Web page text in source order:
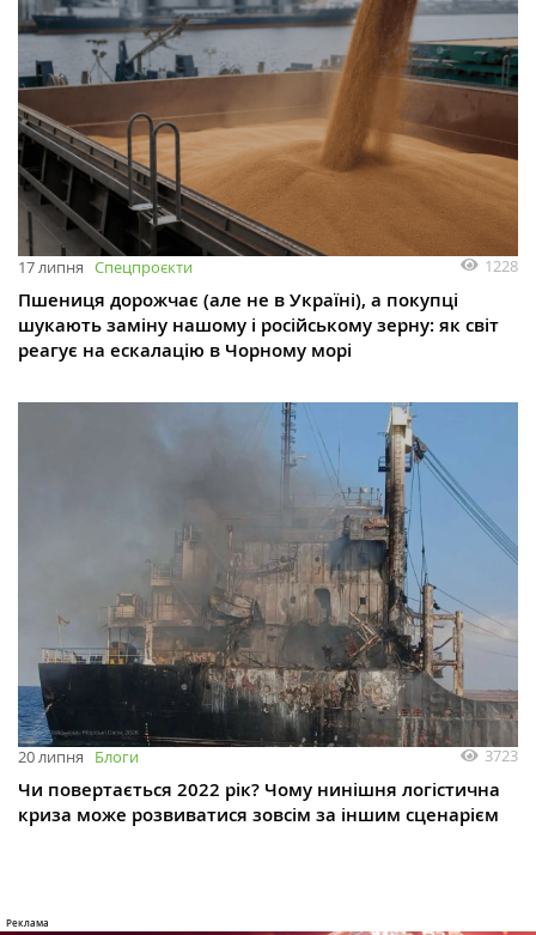
17 липня Спецпроєкти 1228
Пшениця дорожчає (але не в Україні), а покупці
шукають заміну нашому і російському зерну: як світ
реагує на ескалацію в Чорному морі
20 липня Блоги 3723
Чи повертається 2022 рік? Чому нинішня логістична
криза може розвиватися зовсім за іншим сценарієм